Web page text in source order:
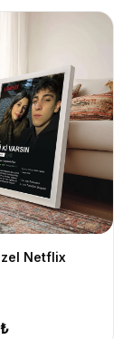
Netflix